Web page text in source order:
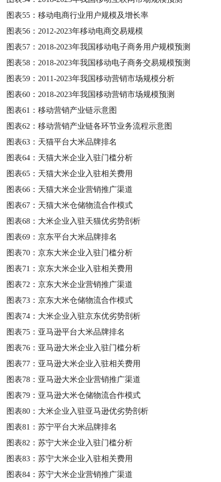
图表55：移动电商行业用户规模及增长率
图表56： 2012-2023年移动电商交易规模
图表57： 2018-2023年我国移动电子商务用户规模预测
图表58： 2018-2023年我国移动电子商务交易规模预测
图表59： 2011-2023年我国移动营销市场规模分析
图表60： 2018-2023年我国移动营销市场规模预测
图表61：移动营销产业链示意图
图表62：移动营销产业链各环节业务流程示意图
图表63： 天猫平台大米品牌排名
图表64： 天猫大米企业入驻门槛分析
图表65： 天猫大米企业入驻相关费用
图表66： 天猫大米企业营销推广渠道
图表67： 天猫大米仓储物流合作模式
图表68： 大米企业入驻天猫优劣势剖析
图表69：京东平台大米品牌排名
图表70：京东大米企业入驻门槛分析
图表71：京东大米企业入驻相关费用
图表72：京东大米企业营销推广渠道
图表73：京东大米仓储物流合作模式
图表74： 大米企业入驻京东优劣势剖析
图表75： 亚马逊平台大米品牌排名
图表76： 亚马逊大米企业入驻门槛分析
图表77： 亚马逊大米企业入驻相关费用
图表78： 亚马逊大米企业营销推广渠道
图表79： 亚马逊大米仓储物流合作模式
图表80： 大米企业入驻亚马逊优劣势剖析
图表81：苏宁平台大米品牌排名
图表82：苏宁大米企业入驻门槛分析
图表83：苏宁大米企业入驻相关费用
图表84：苏宁大米企业营销推广渠道